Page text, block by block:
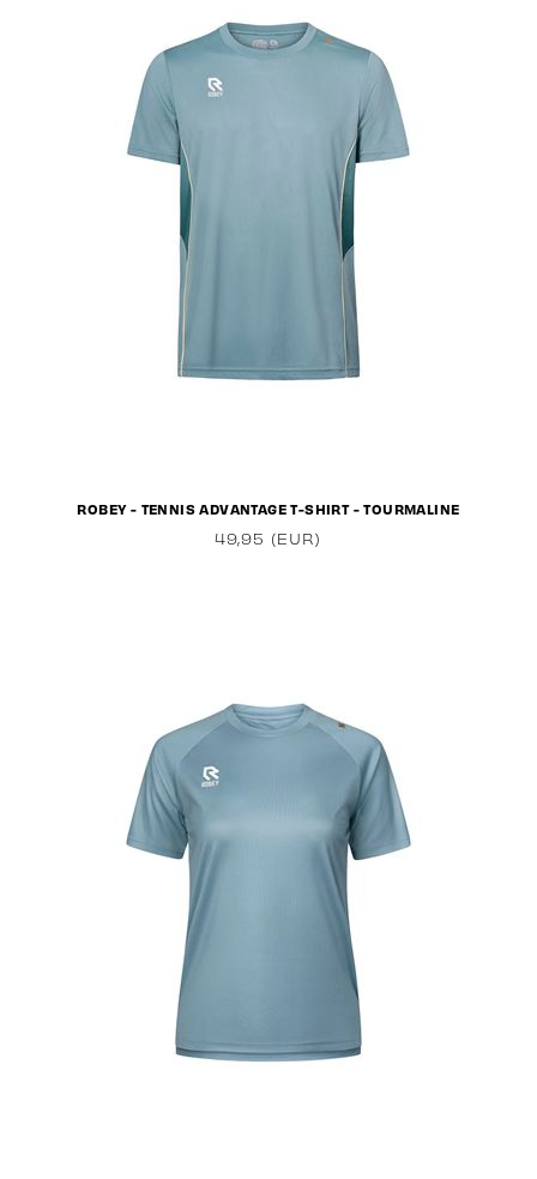
ROBEY - TENNIS ADVANTAGE T-SHIRT - TOURMALINE
49,95 (EUR)